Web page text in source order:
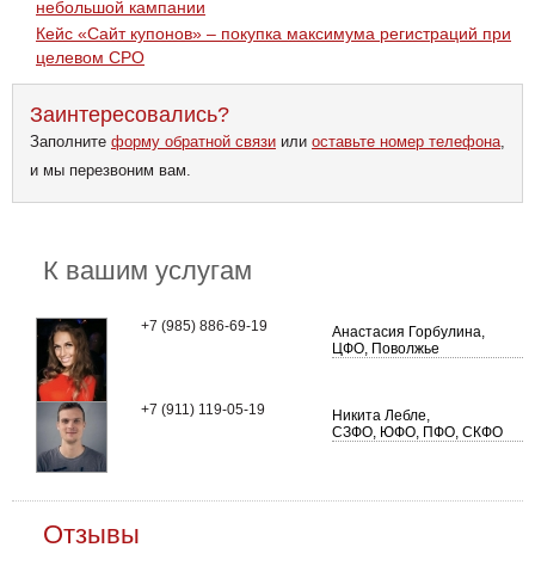
небольшой кампании
Кейc «Сайт купонов» – покупка максимума регистраций при
целевом CPO
Заинтересовались?
Заполните форму обратной связи или оставьте номер телефона
и мы перезвоним вам.
К вашим услугам
Анастасия Горбулина,
ЦФО, Поволжье
+7 (985) 886-69-19
Никита Лебле,
СЗФО, ЮФО, ПФО, СКФО
+7 (911) 119-05-19
Отзывы